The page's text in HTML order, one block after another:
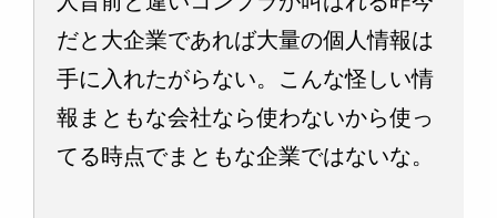
だと大企業であれば大量の個人情報は
手に入れたがらない。こんな怪しい情
報まともな会社なら使わないから使っ
てる時点でまともな企業ではないな。